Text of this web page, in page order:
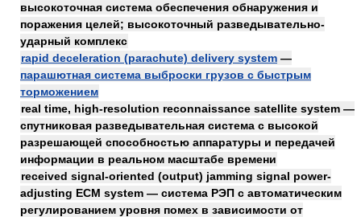
высокоточная система обеспечения обнаружения и
поражения целей; высокоточный разведывательно-
ударный комплекс
rapid deceleration (parachute) delivery system —
парашютная система выброски грузов с быстрым
торможением
real time, high-resolution reconnaissance satellite system —
спутниковая разведывательная система с высокой
разрешающей способностью аппаратуры и передачей
информации в реальном масштабе времени
received signal-oriented (output) jamming signal power-
adjusting ECM system — система РЭП с автоматическим
регулированием уровня помех в зависимости от